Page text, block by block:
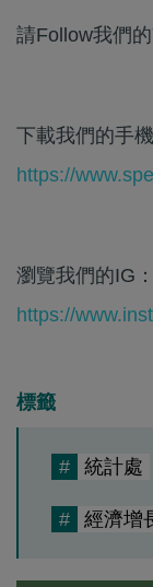
請Follow我們的
下載我們的手
https://
瀏覽我們的IG：
https://
標籤
# 統計處
# 經濟增